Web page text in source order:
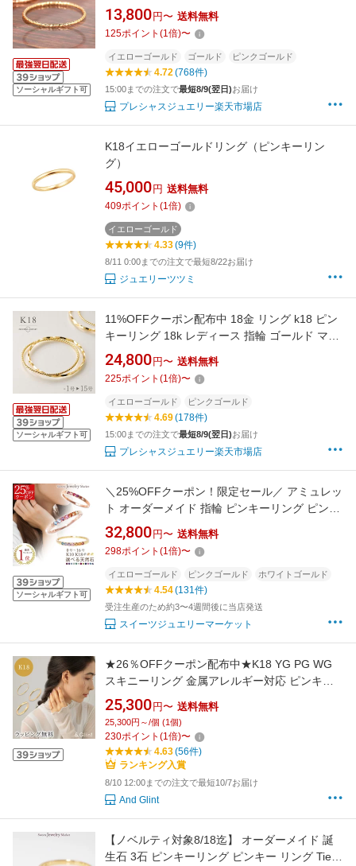
ソーシャルギフト可
号 6号 7号 8号 9号 10号 11号 12号 13号 15号
大きいサイズ 金属アレルギー ニッケルフリー
シンプル 華奢 イエローゴールド ピンクゴール
ド ホワイトゴールド
13,800 円〜 送料無料
125ポイント (1倍)〜
イエローゴールド ゴールド ピンクゴールド
4.72(768件)
15:00までの注文で最短8/9(翌日)お届け
プレシャスジュエリー楽天市場店
K18イエローゴールドリング（ピンキーリン
グ）
45,000 円 送料無料
409ポイント (1倍)
イエローゴールド
4.33(9件)
8/11 0:00までの注文で最短8/22お届け
ジュエリーツツミ
ソーシャルギフト可
11%OFFクーポン配布中 18金 リング k18 ピン
キーリング 18k レディース 指輪 ゴールド マイ
ナス1号 0号 1号 2号 3号 4号 5号 6号 7号 8号 9
号 10号 11号 12号 13号 14号 15号 スパイラル
ねじれ ニッケルフリー 地金 ゴールド 華奢 シン
プル 細め 細い
24,800 円〜 送料無料
225ポイント (1倍)〜
イエローゴールド ピンクゴールド
4.69(178件)
15:00までの注文で最短8/9(翌日)お届け
プレシャスジュエリー楽天市場店
ソーシャルギフト可
＼25%OFFクーポン！限定セール／ アミュレッ
ト オーダーメイド 指輪 ピンキーリング ピンキ
ー リング Ties K18 18金 18K K10 10金 10K プ
ラチナ | ピンクゴールド 厄除け お守り 誕生石
ダイヤモンド 0号 1号 天然石 女性 レディース
誕生日 プレゼント ファミリーリング
32,800 円〜 送料無料
298ポイント (1倍)〜
イエローゴールド ピンクゴールド ホワイトゴールド
4.54(131件)
受注生産のため約3〜4週間後に当店発送
スイーツジュエリーマーケット
★26％OFFクーポン配布中★K18 YG PG WG
スキニーリング 金属アレルギー対応 ピンキー
リング マット 極細リング 華奢 1mm幅 重ね付
け 地金リング 指輪 18金 ゴールドプレゼント
ギフト スキンジュエリー シンプル 小ぶり 上品
40代 50代 普段使い
25,300 円〜 送料無料
25,300円～/個 (1個)
230ポイント (1倍)〜
4.63(56件)
ランキング入賞
8/10 12:00までの注文で最短10/7お届け
And Glint
【ノベルティ対象8/18迄】 オーダーメイド 誕
生石 3石 ピンキーリング ピンキー リング Ties